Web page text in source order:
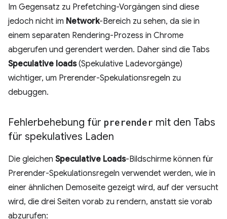
Im Gegensatz zu Prefetching-Vorgängen sind diese
jedoch nicht im Network-Bereich zu sehen, da sie in
einem separaten Rendering-Prozess in Chrome
abgerufen und gerendert werden. Daher sind die Tabs
Speculative loads(Spekulative Ladevorgänge)
wichtiger, um Prerender-Spekulationsregeln zu
debuggen.
Fehlerbehebung für prerender mit den Tabs
für spekulatives Laden
Die gleichen Speculative Loads-Bildschirme können für
Prerender-Spekulationsregeln verwendet werden, wie in
einer ähnlichen Demoseite gezeigt wird, auf der versucht
wird, die drei Seiten vorab zu rendern, anstatt sie vorab
abzurufen: